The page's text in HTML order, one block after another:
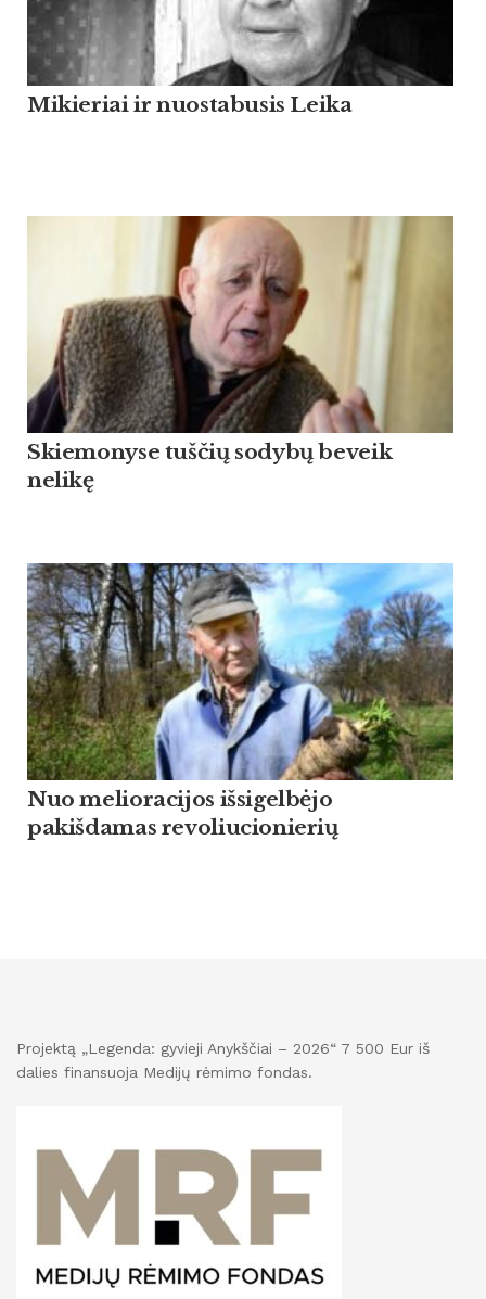
Mikieriai ir nuostabusis Leika
Skiemonyse tuščių sodybų beveik
nelikę
Nuo melioracijos išsigelbėjo
pakišdamas revoliucionierių
Projektą „Legenda: gyvieji Anykščiai – 2026“ 7 500 Eur iš
dalies finansuoja Medijų rėmimo fondas.